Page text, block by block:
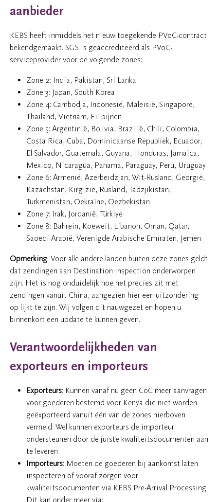
aanbieder
KEBS heeft inmiddels het nieuw toegekende PVoC-contract
bekendgemaakt. SGS is geaccrediteerd als PVoC-
serviceprovider voor de volgende zones:
Zone 2: India, Pakistan, Sri Lanka
Zone 3: Japan, South Korea
Zone 4: Cambodja, Indonesië, Maleisië, Singapore,
Thailand, Vietnam, Filipijnen
Zone 5: Argentinië, Bolivia, Brazilië, Chili, Colombia,
Costa Rica, Cuba, Dominicaanse Republiek, Ecuador,
El Salvador, Guatemala, Guyana, Honduras, Jamaica,
Mexico, Nicaragua, Panama, Paraguay, Peru, Uruguay
Zone 6: Armenië, Azerbeidzjan, Wit-Rusland, Georgië,
Kazachstan, Kirgizië, Rusland, Tadzjikistan,
Turkmenistan, Oekraïne, Oezbekistan
Zone 7: Irak, Jordanië, Türkiye
Zone 8: Bahrein, Koeweit, Libanon, Oman, Qatar,
Saoedi-Arabië, Verenigde Arabische Emiraten, Jemen
Opmerking: Voor alle andere landen buiten deze zones geldt
dat zendingen aan Destination Inspection onderworpen
zijn. Het is nog onduidelijk hoe het precies zit met
zendingen vanuit China, aangezien hier een uitzondering
op lijkt te zijn. Wij volgen dit nauwgezet en hopen u
binnenkort een update te kunnen geven.
Verantwoordelijkheden van
exporteurs en importeurs
Exporteurs: Kunnen vanaf nu geen CoC meer aanvragen
voor goederen bestemd voor Kenya die niet worden
geëxporteerd vanuit één van de zones hierboven
vermeld. Wel kunnen exporteurs de importeur
ondersteunen door de juiste kwaliteitsdocumenten aan
te leveren
Importeurs: Moeten de goederen bij aankomst laten
inspecteren of vooraf zorgen voor
kwaliteitsdocumenten via KEBS Pre-Arrival Processing.
Dit kan onder meer via: